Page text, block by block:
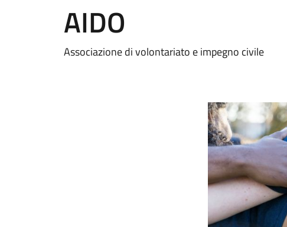
AIDO
Associazione di volontariato e impegno civile